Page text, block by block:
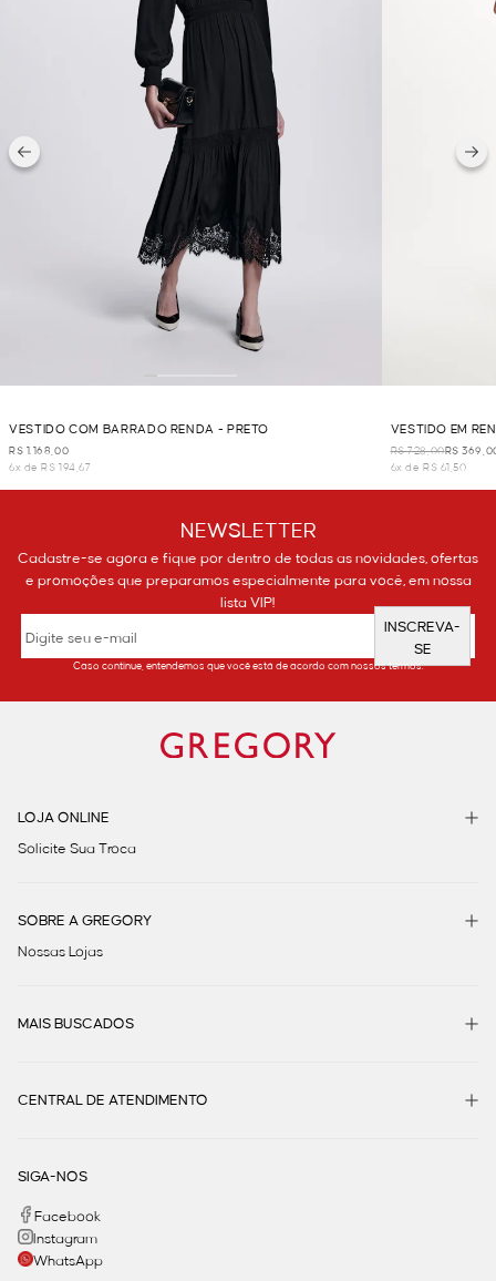
VESTIDO COM BARRADO RENDA - PRETO
R$ 1.168,00
6x de R$ 194,67
VESTIDO EM
R$ 728,00R$
6x de R$ 61,50
NEWSLETTER
Cadastre-se agora e fique por dentro de todas as novidades, ofertas
e promoções que preparamos especialmente para você, em nossa
lista VIP!
INSCREVA-
SE
Caso continue, entendemos que você está de acordo com nossos termos.
LOJA ONLINE
Solicite Sua Troca
SOBRE A GREGORY
Nossas Lojas
MAIS BUSCADOS
CENTRAL DE ATENDIMENTO
SIGA-NOS
Facebook
Instagram
WhatsApp